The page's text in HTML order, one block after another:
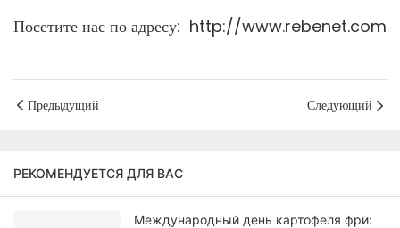
Посетите нас по адресу: http://www.rebenet.com
Предыдущий Следующий
РЕКОМЕНДУЕТСЯ ДЛЯ ВАС
Международный день картофеля фри: